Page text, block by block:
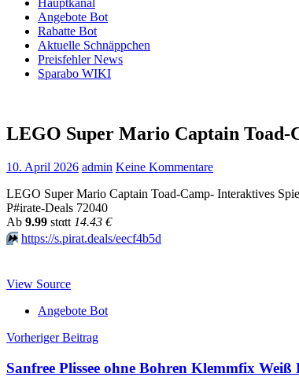
Hauptkanal
Angebote Bot
Rabatte Bot
Aktuelle Schnäppchen
Preisfehler News
Sparabo WIKI
LEGO Super Mario Captain
10. April 2026 admin Keine Kommentare
LEGO Super Mario Captain Toad-Camp- Interaktives
P#irate-Deals 72040
Аb 9.99 stαtt 14.43 €
⏩️ https://s.pirat.deals/eecf4b5d
View Source
Angebote Bot
Beitragsnavigation
Vorheriger Beitrag
Sanfree Plissee ohne Bohren Klemmfix